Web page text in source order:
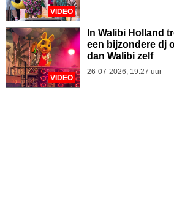
VIDEO
VIDEO
In Walibi Holland
een bijzondere dj
dan Walibi zelf
26-07-2026, 19.27 uur